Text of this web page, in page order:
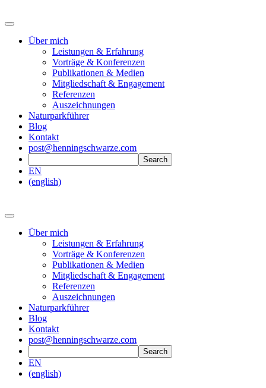
Über mich
Leistungen & Erfahrung
Vorträge & Konferenzen
Publikationen & Medien
Mitgliedschaft & Engagement
Referenzen
Auszeichnungen
Naturparkführer
Blog
Kontakt
post@henningschwarze.com
EN
(english)
Über mich
Leistungen & Erfahrung
Vorträge & Konferenzen
Publikationen & Medien
Mitgliedschaft & Engagement
Referenzen
Auszeichnungen
Naturparkführer
Blog
Kontakt
post@henningschwarze.com
EN
(english)